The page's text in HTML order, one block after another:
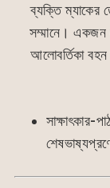
ব্যক্তি ম্যাকের
সম্মানে। একজন
আলোবর্তিকা